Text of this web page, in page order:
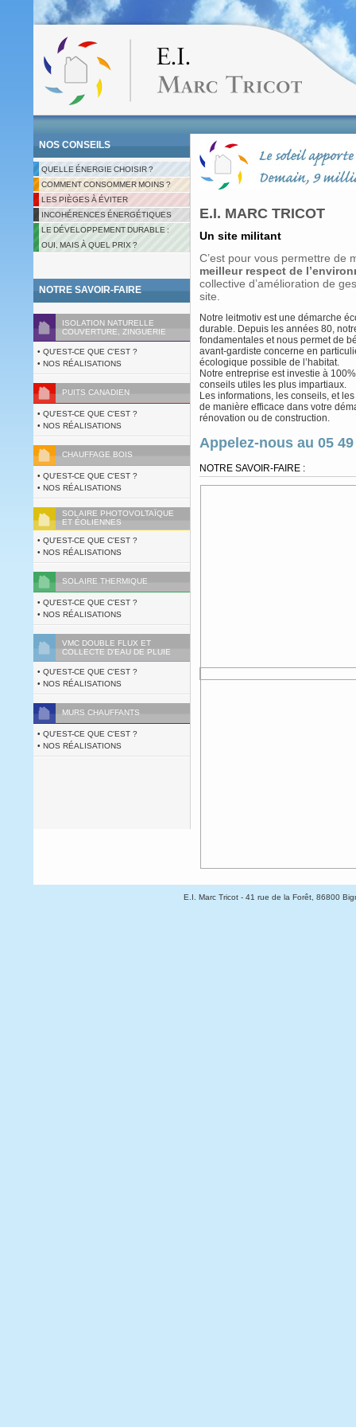
NOS CONSEILS
QUELLE ÉNERGIE CHOISIR ?
COMMENT CONSOMMER MOINS ?
LES PIÈGES À ÉVITER
INCOHÉRENCES ÉNERGÉTIQUES
LE DÉVELOPPEMENT DURABLE :
OUI, MAIS À QUEL PRIX ?
NOTRE SAVOIR-FAIRE
ISOLATION NATURELLE
COUVERTURE, ZINGUERIE
• QU'EST-CE QUE C'EST ?
• NOS RÉALISATIONS
PUITS CANADIEN
• QU'EST-CE QUE C'EST ?
• NOS RÉALISATIONS
CHAUFFAGE BOIS
• QU'EST-CE QUE C'EST ?
• NOS RÉALISATIONS
SOLAIRE PHOTOVOLTAÏQUE
ET ÉOLIENNES
• QU'EST-CE QUE C'EST ?
• NOS RÉALISATIONS
SOLAIRE THERMIQUE
• QU'EST-CE QUE C'EST ?
• NOS RÉALISATIONS
VMC DOUBLE FLUX ET
COLLECTE D'EAU DE PLUIE
• QU'EST-CE QUE C'EST ?
• NOS RÉALISATIONS
MURS CHAUFFANTS
• QU'EST-CE QUE C'EST ?
• NOS RÉALISATIONS
E.I. MARC TRICOT
Un site militant
C’est pour vous permettre de
meilleur respect de
collective d’amélioration de
site.
Notre leitmotiv est une démarche
durable. Depuis les années 80,
fondamentales et nous permet de
avant-gardiste concerne en
écologique possible de l’habitat.
Notre entreprise est investie à
conseils utiles les plus impartiaux.
Les informations, les conseils, et
de manière efficace dans votre
rénovation ou de construction.
Appelez-nous au 05 49
NOTRE SAVOIR-FAIRE :
E.I. Marc Tricot- 41 rue de la Forêt, 86800